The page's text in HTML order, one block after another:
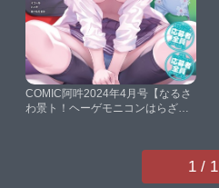
COMIC阿吽2024年4月号【なるさ
わ景ト！ヘーゲモニコンはらざき
おか不二河聡井上よしひさ左橋レ
1 / 1